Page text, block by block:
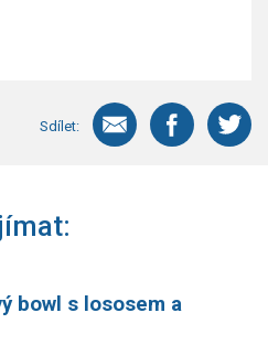
Sdílet:
bowl s lososem a